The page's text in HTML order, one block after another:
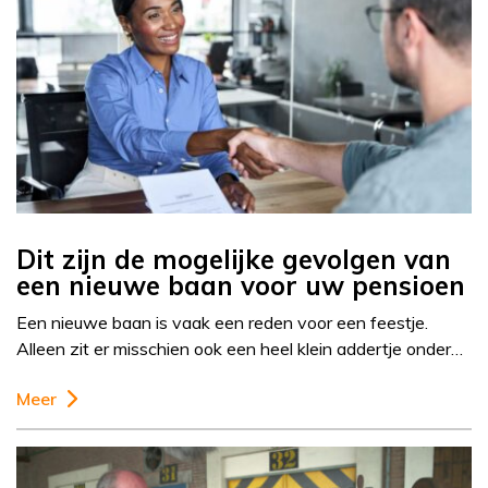
Dit zijn de mogelijke gevolgen van
een nieuwe baan voor uw pensioen
Een nieuwe baan is vaak een reden voor een feestje.
Alleen zit er misschien ook een heel klein addertje onder…
Meer